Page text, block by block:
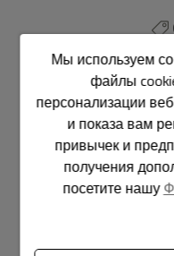
200 m2
ТаунхаусDenia -
Мы используем
файлы
персонализации
и показа вам
привычек и
получения
посетите нашу